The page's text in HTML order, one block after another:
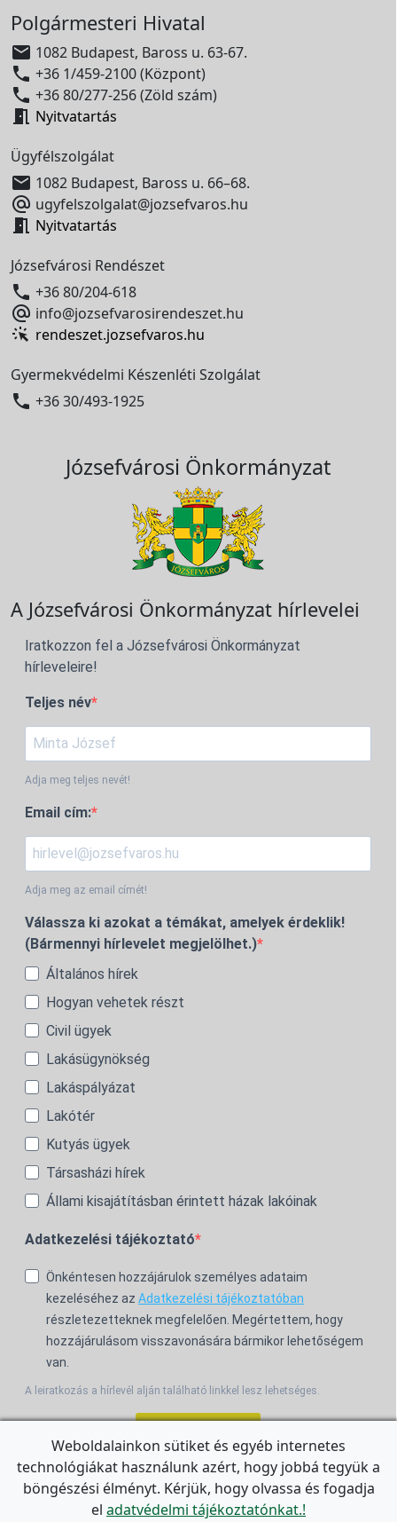
Polgármesteri Hivatal
 1082 Budapest, Baross u. 63-67.
 +36 1/459-2100 (Központ)
 +36 80/277-256 (Zöld szám)
 Nyitvatartás
Ügyfélszolgálat
 1082 Budapest, Baross u. 66–68.
 ugyfelszolgalat@jozsefvaros.hu
 Nyitvatartás
Józsefvárosi Rendészet
 +36 80/204-618
 info@jozsefvarosirendeszet.hu
rendeszet.jozsefvaros.hu
Gyermekvédelmi Készenléti Szolgálat
 +36 30/493-1925
Józsefvárosi Önkormányzat
A Józsefvárosi Önkormányzat hírlevelei
Iratkozzon fel a Józsefvárosi Önkormányzat
hírleveleire!
Teljes név
Adja meg teljes nevét!
Email cím:
Adja meg az email címét!
Válassza ki azokat a témákat, amelyek érdeklik!
(Bármennyi hírlevelet megjelölhet.)
Általános hírek
Hogyan vehetek részt
Civil ügyek
Lakásügynökség
Lakáspályázat
Lakótér
Kutyás ügyek
Társasházi hírek
Állami kisajátításban érintett házak lakóinak
Adatkezelési tájékoztató
Önkéntesen hozzájárulok személyes adataim
kezeléséhez az Adatkezelési tájékoztatóban
részletezetteknek megfelelően. Megértettem, hogy
hozzájárulásom visszavonására bármikor lehetőségem
van.
A leiratkozás a hírlevél alján található linkkel lesz lehetséges.
For the English Newsletter, clickHERE.
Weboldalainkon sütiket és egyéb internetes
technológiákat használunk azért, hogy jobbá tegyük a
böngészési élményt. Kérjük, hogy olvassa és fogadja
el adatvédelmi tájékoztatónkat.!